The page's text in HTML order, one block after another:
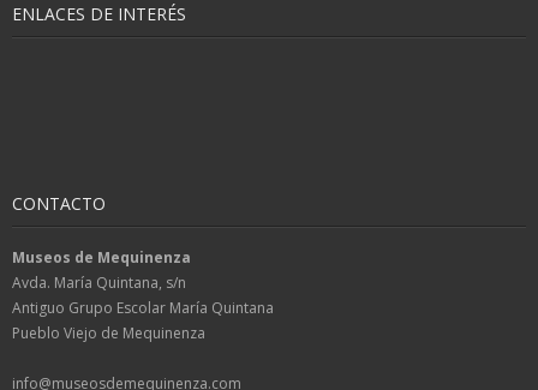
ENLACES DE INTERÉS
CONTACTO
Museos de Mequinenza
Avda. María Quintana, s/n
Antiguo Grupo Escolar María Quintana
Pueblo Viejo de Mequinenza
info@museosdemequinenza.com